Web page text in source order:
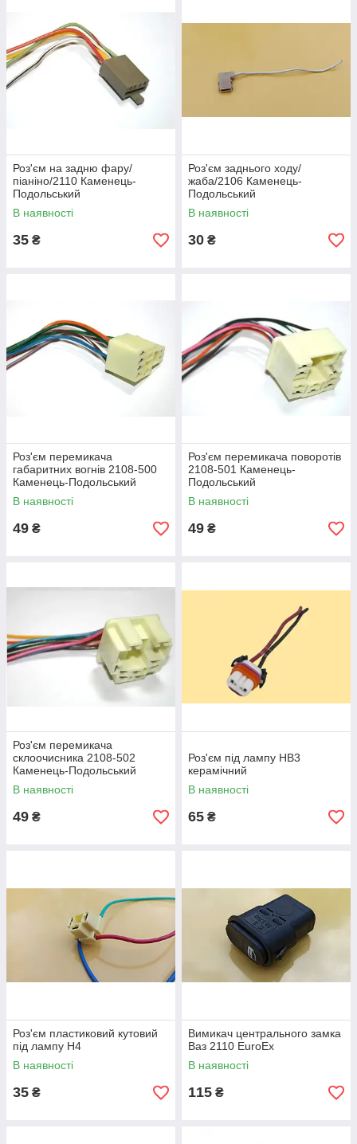
Роз'єм на задню фару/
піаніно/2110 Каменець-
Подольський
В наявності
35 ₴
Роз'єм заднього ходу/
жаба/2106 Каменець-
Подольський
В наявності
30 ₴
Роз'єм перемикача
габаритних вогнів 2108-500
Каменець-Подольський
В наявності
49 ₴
Роз'єм перемикача поворотів
2108-501 Каменець-
Подольський
В наявності
49 ₴
Роз'єм перемикача
склоочисника 2108-502
Каменець-Подольський
В наявності
49 ₴
Роз'єм під лампу НВ3
керамічний
В наявності
65 ₴
Роз'єм пластиковий кутовий
під лампу Н4
В наявності
35 ₴
Вимикач центрального замка
Ваз 2110 EuroEx
В наявності
115 ₴